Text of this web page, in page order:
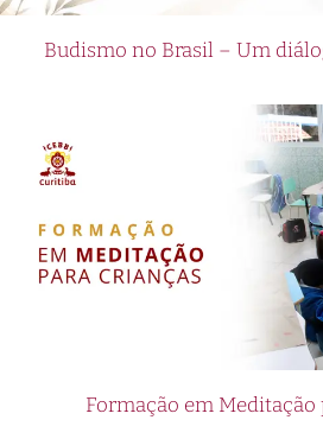
Budismo no Brasil – Um
Formação em Meditação